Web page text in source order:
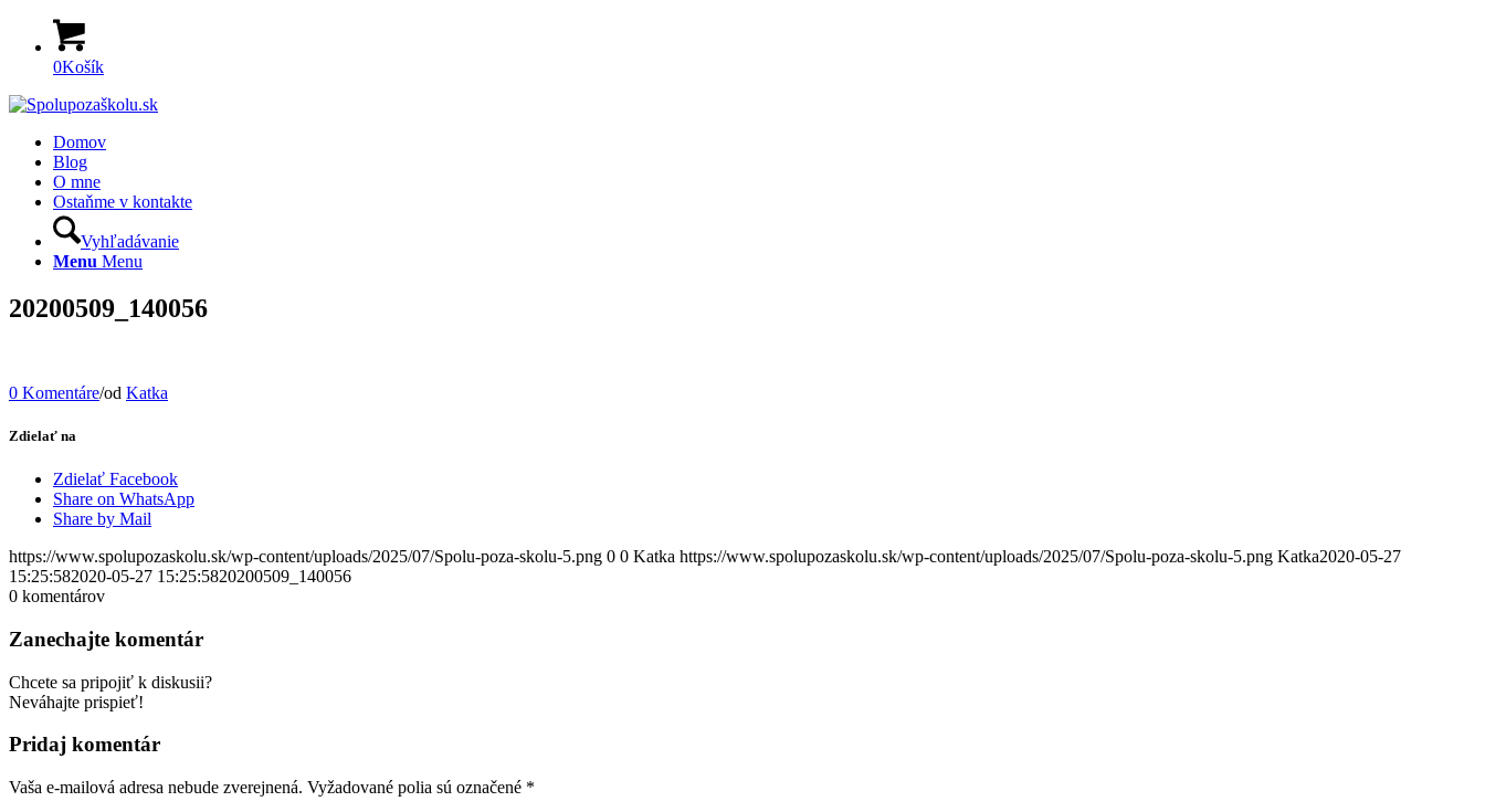
0Košík
Domov
Blog
O mne
Ostaňme v kontakte
Vyhľadávanie
Menu Menu
20200509_140056
0 Komentáre/od Katka
Zdielať na
Zdielať Facebook
Share on WhatsApp
Share by Mail
https://www.spolupozaskolu.sk/wp-content/uploads/2025/07/Spolu-poza-skolu-5.png 0 0 Katka https://www.spolupozaskolu.sk/wp-content/uploads/2025/07/Spolu-poza-skolu-5.png Katka2020-05-27
15:25:582020-05-27 15:25:5820200509_140056
0 komentárov
Zanechajte komentár
Chcete sa pripojiť k diskusii?
Neváhajte prispieť!
Pridaj komentár
Vaša e-mailová adresa nebude zverejnená. Vyžadované polia sú označené *